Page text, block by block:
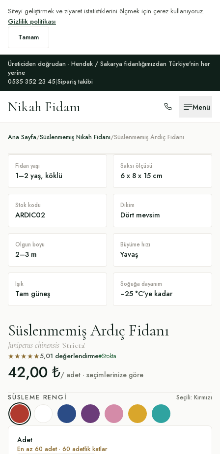
Siteyi geliştirmek ve ziyaret istatistiklerini ölçmek için çerez kullanıyoruz.
Gizlilik politikası
Tamam
Üreticiden doğrudan · Hendek / Sakarya fidanlığımızdan Türkiye'nin her
yerine
0535 352 23 45|Sipariş takibi
Nikah Fidanı Menü
Ana Sayfa/Süslenmemiş Nikah Fidanı/Süslenmemiş Ardıç Fidanı
Fidan yaşı
1–2 yaş, köklü
Saksı ölçüsü
6 x 8 x 15 cm
Stok kodu
ARDIC02
Dikim
Dört mevsim
Olgun boyu
2–3 m
Büyüme hızı
Yavaş
Işık
Tam güneş
Soğuğa dayanım
−25 °C'ye kadar
Süslenmemiş Ardıç Fidanı
Juniperus chinensis 'Stricta'
★★★★★5,01 değerlendirme Stokta
42,00 ₺/ adet · seçimlerinize göre
SÜSLEME RENGI Seçili: Kırmızı
Kırmızı Beyaz LacivertMor Pembe Sarı Turkuaz
Adet
En az 60 adet · 60 adetlik katlar